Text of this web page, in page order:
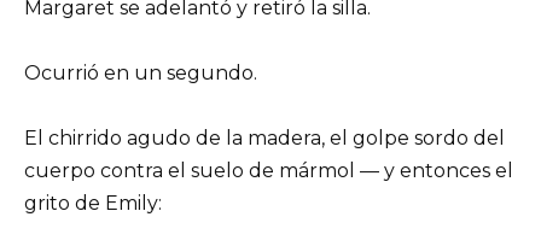
Margaret se adelantó y retiró la silla.
Ocurrió en un segundo.
El chirrido agudo de la madera, el golpe sordo del
cuerpo contra el suelo de mármol — y entonces el
grito de Emily: